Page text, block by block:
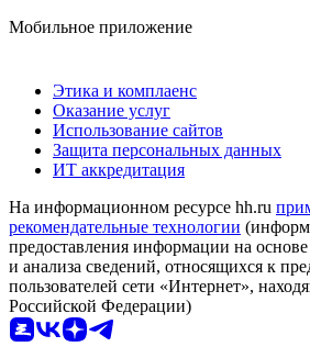
Мобильное приложение
Этика и комплаенс
Оказание услуг
Использование сайтов
Защита персональных данных
ИТ аккредитация
На информационном ресурсе hh.ru
рекомендательные технологии
предоставления информации на основе
и анализа сведений, относящихся к
пользователей сети «Интернет»,
Российской Федерации)